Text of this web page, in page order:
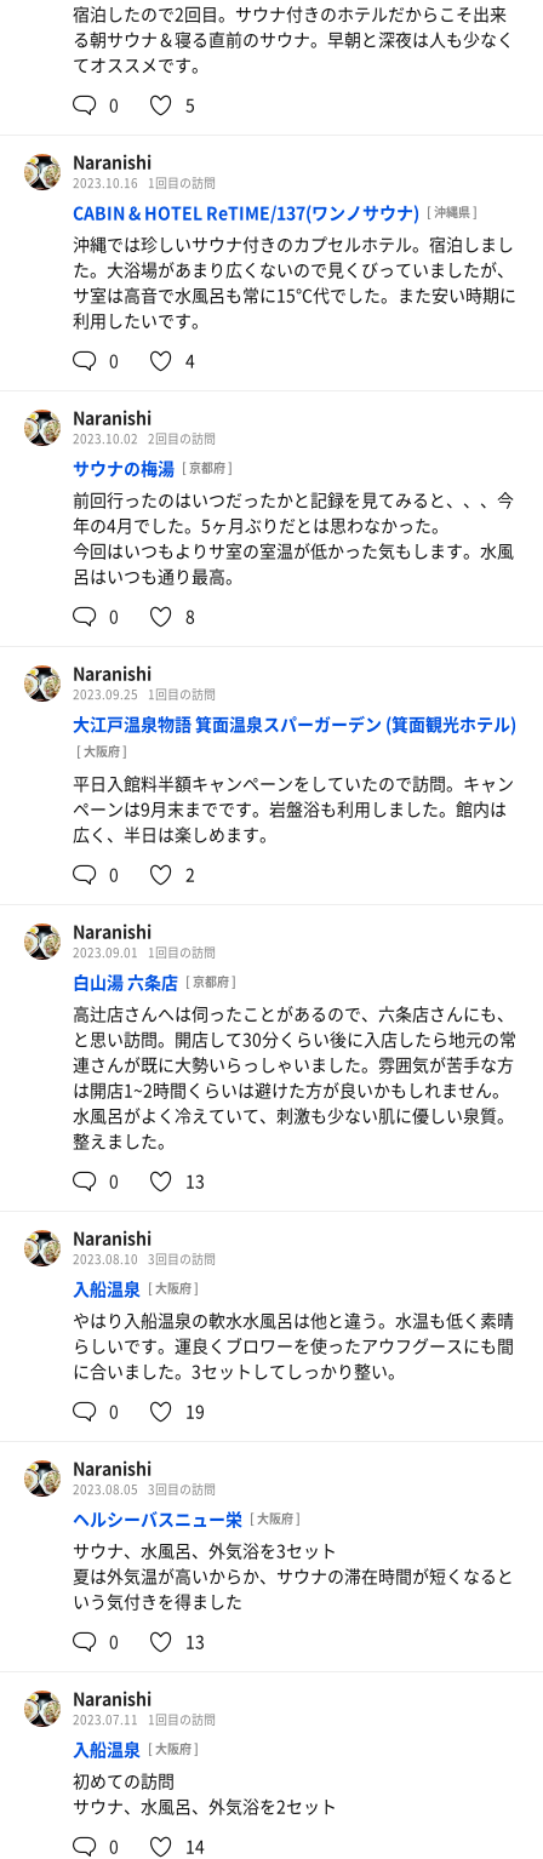
宿泊したので2回目。サウナ付きのホテルだからこそ出来
る朝サウナ＆寝る直前のサウナ。早朝と深夜は人も少なく
てオススメです。
0
5
Naranishi
2023.10.16 1回目の訪問
CABIN & HOTEL ReTIME/137(ワンノサウナ) [ 沖縄県 ]
沖縄では珍しいサウナ付きのカプセルホテル。宿泊しまし
た。大浴場があまり広くないので見くびっていましたが、
サ室は高音で水風呂も常に15°C代でした。また安い時期に
利用したいです。
0
4
Naranishi
2023.10.02 2回目の訪問
サウナの梅湯 [ 京都府 ]
前回行ったのはいつだったかと記録を見てみると、、、今
年の4月でした。5ヶ月ぶりだとは思わなかった。
今回はいつもよりサ室の室温が低かった気もします。水風
呂はいつも通り最高。
0
8
Naranishi
2023.09.25 1回目の訪問
大江戸温泉物語 箕面温泉スパーガーデン (箕面観光ホテル)
[ 大阪府 ]
平日入館料半額キャンペーンをしていたので訪問。キャン
ペーンは9月末までです。岩盤浴も利用しました。館内は
広く、半日は楽しめます。
0
2
Naranishi
2023.09.01 1回目の訪問
白山湯 六条店 [ 京都府 ]
高辻店さんへは伺ったことがあるので、六条店さんにも、
と思い訪問。開店して30分くらい後に入店したら地元の常
連さんが既に大勢いらっしゃいました。雰囲気が苦手な方
は開店1~2時間くらいは避けた方が良いかもしれません。
水風呂がよく冷えていて、刺激も少ない肌に優しい泉質。
整えました。
0
13
Naranishi
2023.08.10 3回目の訪問
入船温泉 [ 大阪府 ]
やはり入船温泉の軟水水風呂は他と違う。水温も低く素晴
らしいです。運良くブロワーを使ったアウフグースにも間
に合いました。3セットしてしっかり整い。
0
19
Naranishi
2023.08.05 3回目の訪問
ヘルシーバスニュー栄 [ 大阪府 ]
サウナ、水風呂、外気浴を3セット
夏は外気温が高いからか、サウナの滞在時間が短くなると
いう気付きを得ました
0
13
Naranishi
2023.07.11 1回目の訪問
入船温泉 [ 大阪府 ]
初めての訪問
サウナ、水風呂、外気浴を2セット
0
14